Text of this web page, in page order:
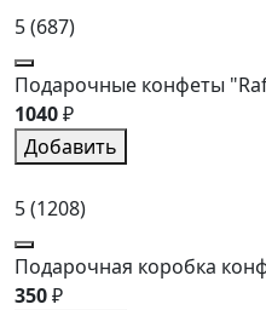
5(687)
Подарочные конфеты
1040₽
Добавить
5(1208)
Подарочная коробка
350₽